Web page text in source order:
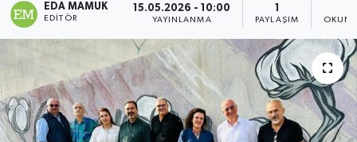
EDA MAMUK
EDITÖR
15.05.2026 - 10:00
YAYINLANMA PAYLAŞIM
Spor
Yaşam